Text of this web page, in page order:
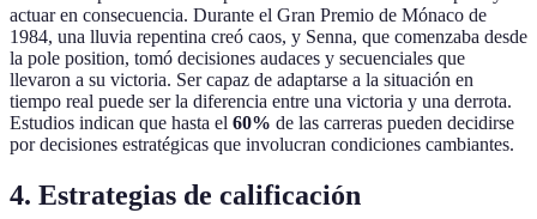
actuar en consecuencia. Durante el Gran Premio de Mónaco de
1984, una lluvia repentina creó caos, y Senna, que comenzaba desde
la pole position, tomó decisiones audaces y secuenciales que
llevaron a su victoria. Ser capaz de adaptarse a la situación en
tiempo real puede ser la diferencia entre una victoria y una derrota.
Estudios indican que hasta el 60% de las carreras pueden decidirse
por decisiones estratégicas que involucran condiciones cambiantes.
4. Estrategias de calificación